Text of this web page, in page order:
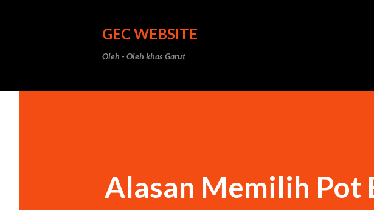
GEC WEBSITE
Oleh - Oleh khas Garut
Alasan Memilih Pot